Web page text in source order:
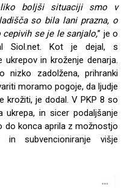
boljši situaciji smo v
so bila lani prazna, o
se je le sanjalo,” je o
Siol.net. Kot je dejal, s
in kroženje denarja.
nizko zadolžena, prihranki
moramo pogoje, da ljudje
krožiti, je dodal. V PKP 8 so
ukrepa, in sicer podaljšanje
do konca aprila z možnostjo
subvencioniranje višje